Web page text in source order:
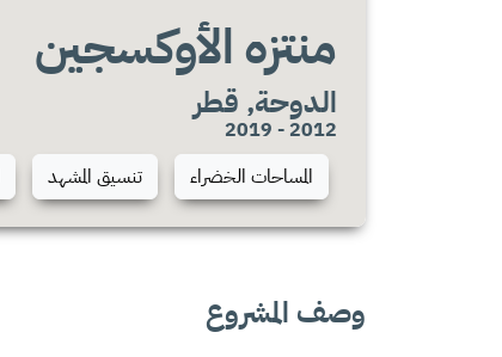
منتزه الأوكسجين
الدوحة, قطر
2012 - 2019
المساحات الخضراء
تنسيق المشهد
وصف المشروع